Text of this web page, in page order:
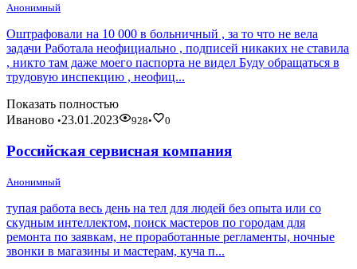
Анонимный
Оштрафовали на 10 000 в больничный , за то что не вела
задачи Работала неофициально , подписей никаких не ставила
, никто там даже моего паспорта не видел Буду обращаться в
трудовую инспекцию , неофиц...
Показать полностью
Иваново •23.01.2023 928• 0
Российская сервисная компания
Анонимный
тупая работа весь день на тел для людей без опыта или со
скудным интеллектом, поиск мастеров по городам для
ремонта по заявкам, не проработанные регламенты, ночные
звонки в магазины и мастерам, куча п...